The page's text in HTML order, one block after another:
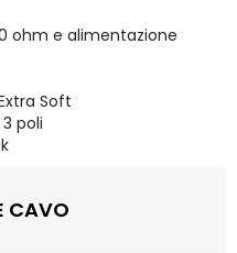
ohm e alimentazione
Soft
poli
CAVO